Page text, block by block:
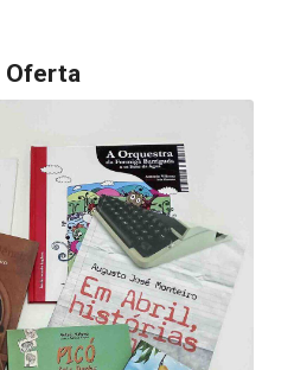
Oferta